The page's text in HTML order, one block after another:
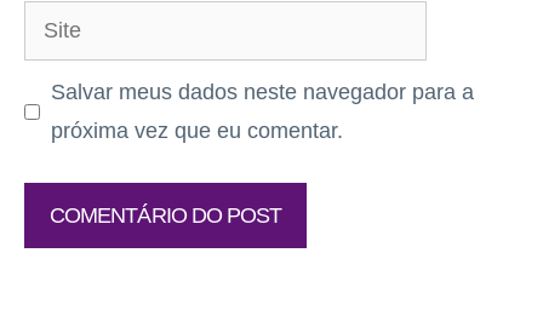
Site
Salvar meus dados neste navegador para a
próxima vez que eu comentar.